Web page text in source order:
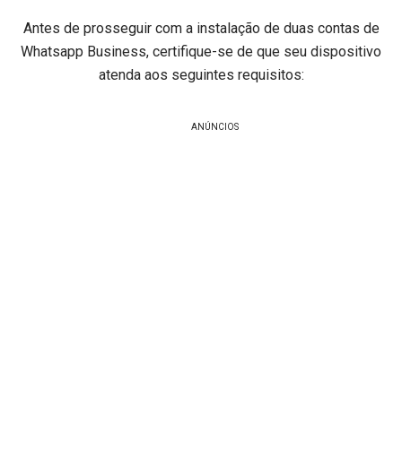
Antes de prosseguir com a instalação de duas contas de
Whatsapp Business, certifique-se de que seu dispositivo
atenda aos seguintes requisitos:
ANÚNCIOS